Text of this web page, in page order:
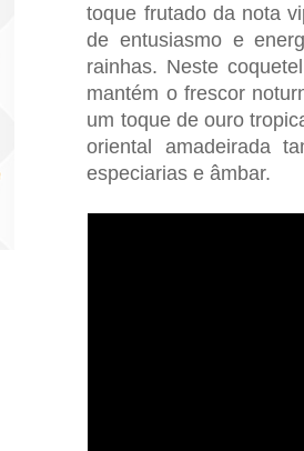
toque frutado da nota
de entusiasmo e
rainhas. Neste
mantém o frescor
um toque de ouro
oriental amadeirada
especiarias e âmbar.